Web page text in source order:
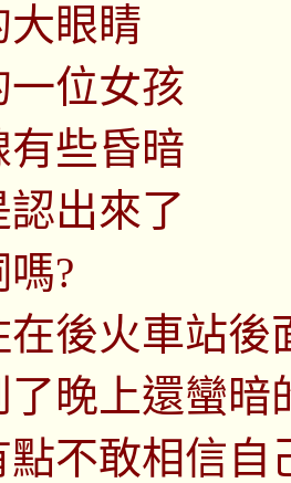
大眼睛
位女孩
有些昏暗
出來了
?
在後火車站後
了晚上還蠻暗
點不敢相信自